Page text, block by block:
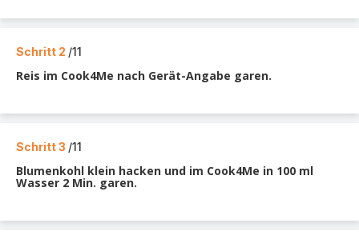
Schritt 2 /11
Reis im Cook4Me nach Gerät-Angabe garen.
Schritt 3 /11
Blumenkohl klein hacken und im Cook4Me in 100 ml
Wasser 2 Min. garen.